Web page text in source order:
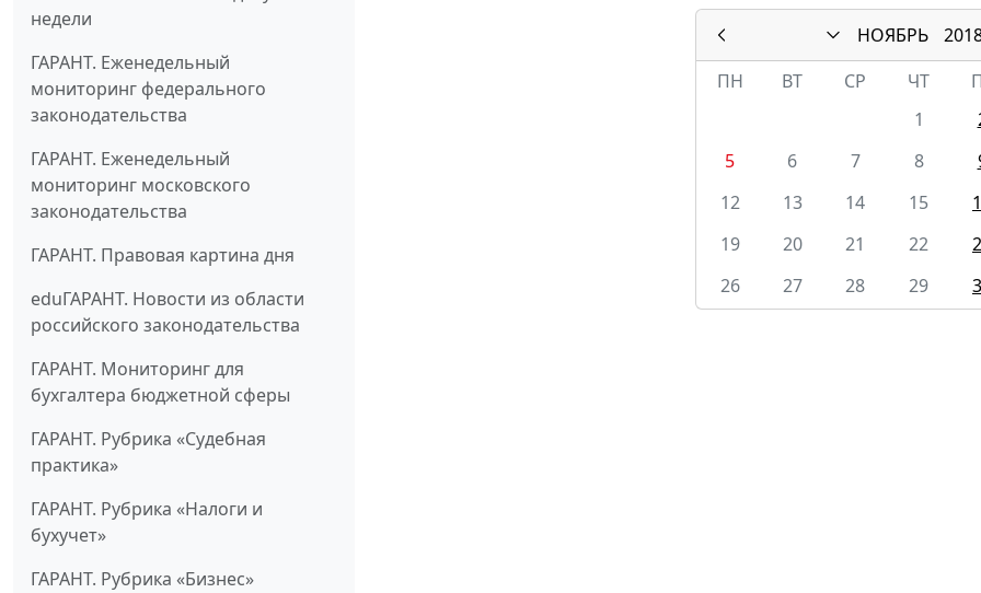
недели
ГАРАНТ. Еженедельный
мониторинг федерального
законодательства
ГАРАНТ. Еженедельный
мониторинг московского
законодательства
ГАРАНТ. Правовая картина дня
eduГАРАНТ. Новости из области
российского законодательства
ГАРАНТ. Мониторинг для
бухгалтера бюджетной сферы
ГАРАНТ. Рубрика «Судебная
практика»
ГАРАНТ. Рубрика «Налоги и
бухучет»
ГАРАНТ. Рубрика «Бизнес»
НОЯБРЬ
ПН
ВТ СР ЧТ
1
5
6 7 8
12
13 14 15
19
20 21 22
26
27 28 29